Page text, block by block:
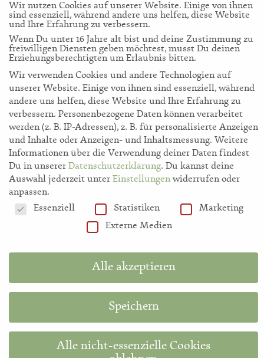
storl.de
Akademie
Shop
Hilfe
Information in English
Diese Website ist durch reCAPTCHA geschützt und es gelten dieGoogle-
Datenschutzerklärung undNutzungsbedingungen
© 2020 storlmedia | Storl GbR | Alle Rechte vorbehalten.
Datenschutzbelehrung
Wir nutzen Cookies auf unserer Website. Einige von ihnen
sind essenziell, während andere uns helfen, diese Website
und Ihre Erfahrung zu verbessern.
Wenn Du unter 16 Jahre alt bist und deine Zustimmung zu
freiwilligen Diensten geben möchtest, musst Du deinen
Erziehungsberechtigten um Erlaubnis bitten.
Wir verwenden Cookies und andere Technologien auf
unserer Website. Einige von ihnen sind essenziell, während
andere uns helfen, diese Website und Ihre Erfahrung zu
verbessern. Personenbezogene Daten können verarbeitet
werden (z. B. IP-Adressen), z. B. für personalisierte Anzeigen
und Inhalte oder Anzeigen- und Inhaltsmessung. Weitere
Informationen über die Verwendung deiner Daten findest
Du in unserer Datenschutzerklärung. Du kannst deine
Auswahl jederzeit unter Einstellungenwiderrufen oder
anpassen.
Datenschutzeinstellungen
Essenziell Statistiken
Marketing
Externe Medien
Alle akzeptieren
Speichern
Alle nicht-essenzielle Cookies